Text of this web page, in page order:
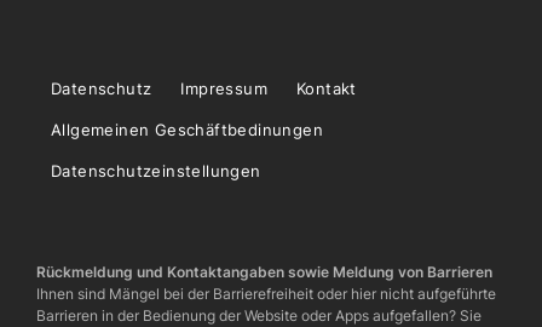
Datenschutz Impressum Kontakt
Allgemeinen Geschäftbedinungen
Datenschutzeinstellungen
Rückmeldung und Kontaktangaben sowie Meldung von Barrieren
Ihnen sind Mängel bei der Barrierefreiheit oder hier nicht aufgeführte
Barrieren in der Bedienung der Website oder Apps aufgefallen? Sie